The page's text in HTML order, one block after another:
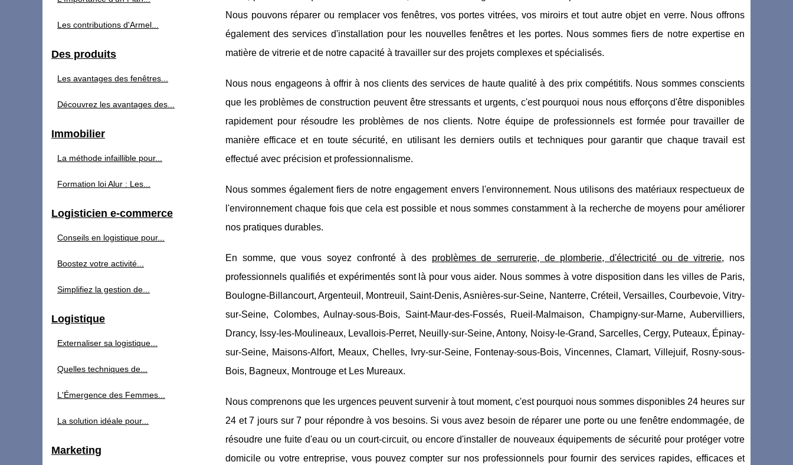
Nous pouvons réparer ou remplacer vos fenêtres, vos portes vitrées, vos miroirs et tout autre objet en verre. Nous offrons
également des services d'installation pour les nouvelles fenêtres et les portes. Nous sommes fiers de notre expertise en
matière de vitrerie et de notre capacité à travailler sur des projets complexes et spécialisés.
Nous nous engageons à offrir à nos clients des services de haute qualité à des prix compétitifs. Nous sommes conscients
que les problèmes de construction peuvent être stressants et urgents, c'est pourquoi nous nous efforçons d'être disponibles
rapidement pour résoudre les problèmes de nos clients. Notre équipe de professionnels est formée pour travailler de
manière efficace et en toute sécurité, en utilisant les derniers outils et techniques pour garantir que chaque travail est
effectué avec précision et professionnalisme.
Nous sommes également fiers de notre engagement envers l'environnement. Nous utilisons des matériaux respectueux de
l'environnement chaque fois que cela est possible et nous sommes constamment à la recherche de moyens pour améliorer
nos pratiques durables.
En somme, que vous soyez confronté à des problèmes de serrurerie, de plomberie, d'électricité ou de vitrerie, nos
professionnels qualifiés et expérimentés sont là pour vous aider. Nous sommes à votre disposition dans les villes de Paris,
Boulogne-Billancourt, Argenteuil, Montreuil, Saint-Denis, Asnières-sur-Seine, Nanterre, Créteil, Versailles, Courbevoie, Vitry-
sur-Seine, Colombes, Aulnay-sous-Bois, Saint-Maur-des-Fossés, Rueil-Malmaison, Champigny-sur-Marne, Aubervilliers,
Drancy, Issy-les-Moulineaux, Levallois-Perret, Neuilly-sur-Seine, Antony, Noisy-le-Grand, Sarcelles, Cergy, Puteaux, Épinay-
sur-Seine, Maisons-Alfort, Meaux, Chelles, Ivry-sur-Seine, Fontenay-sous-Bois, Vincennes, Clamart, Villejuif, Rosny-sous-
Bois, Bagneux, Montrouge et Les Mureaux.
Nous comprenons que les urgences peuvent survenir à tout moment, c'est pourquoi nous sommes disponibles 24 heures sur
24 et 7 jours sur 7 pour répondre à vos besoins. Si vous avez besoin de réparer une porte ou une fenêtre endommagée, de
résoudre une fuite d'eau ou un court-circuit, ou encore d'installer de nouveaux équipements de sécurité pour protéger votre
domicile ou votre entreprise, vous pouvez compter sur nos professionnels pour fournir des services rapides, efficaces et
Les contributions d'Armel...
Des produits
Les avantages des fenêtres...
Découvrez les avantages des...
Immobilier
La méthode infaillible pour...
Formation loi Alur : Les...
Logisticien e-commerce
Conseils en logistique pour...
Boostez votre activité...
Simplifiez la gestion de...
Logistique
Externaliser sa logistique...
Quelles techniques de...
L'Émergence des Femmes...
La solution idéale pour...
Marketing